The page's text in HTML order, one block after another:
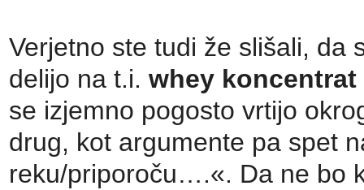
Verjetno ste tudi že slišali, da
delijo na t.i. whey
se izjemno pogosto vrtijo
drug, kot argumente pa spet
reku/priporoču….«. Da ne bo